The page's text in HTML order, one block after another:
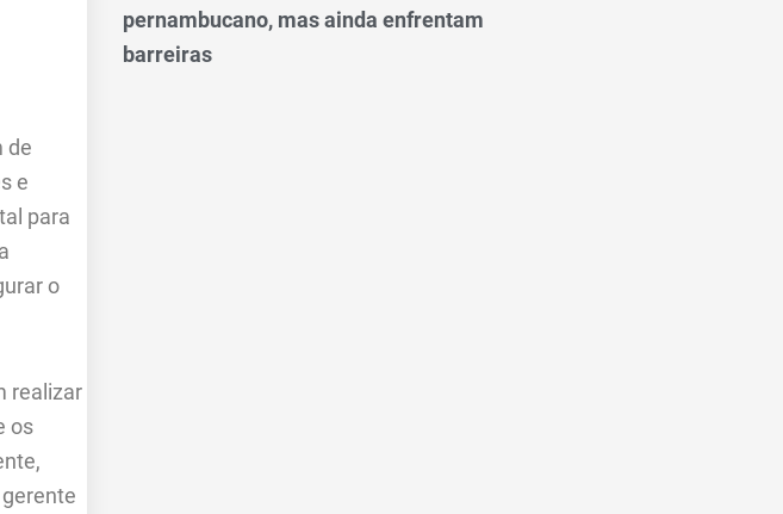
de
e
para
o
realizar
os
pernambucano, mas ainda enfrentam
barreiras